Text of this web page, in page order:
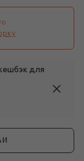
для